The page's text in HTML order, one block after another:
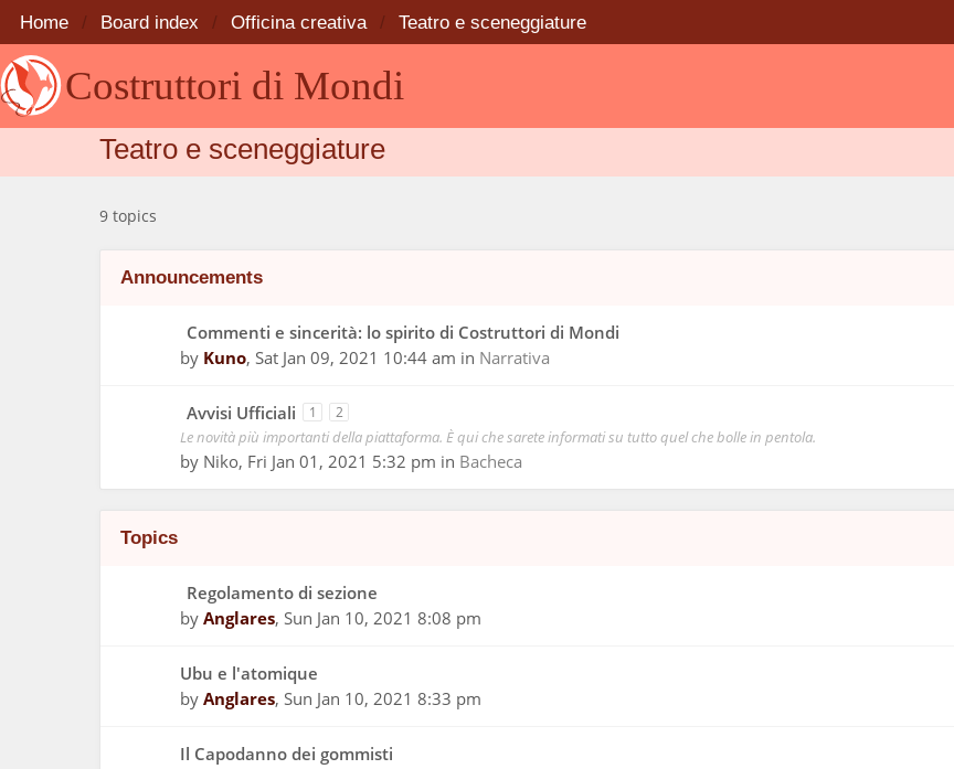
Costruttori di Mondi
Home Board index Officina creativa Teatro e sceneggiature
Teatro e sceneggiature
9 topics
Announcements
Commenti e sincerità: lo spirito di Costruttori di Mondi
by Kuno, Sat Jan 09, 2021 10:44 am in Narrativa
Avvisi Ufficiali 1 2
Le novità più importanti della piattaforma. È qui che sarete informati su tutto quel che bolle in pentola.
by Niko, Fri Jan 01, 2021 5:32 pm in Bacheca
Topics
Regolamento di sezione
by Anglares, Sun Jan 10, 2021 8:08 pm
Ubu e l'atomique
by Anglares, Sun Jan 10, 2021 8:33 pm
Il Capodanno dei gommisti